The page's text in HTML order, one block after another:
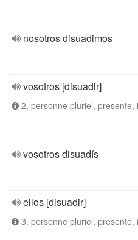
nosotros disuadimos
vosotros [disuadir]
2. personne pluriel, presente,
vosotros disuadís
ellos [disuadir]
3. personne pluriel, presente,